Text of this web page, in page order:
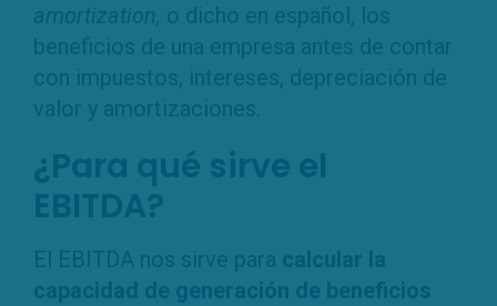
amortization, o dicho en español, los
beneficios de una empresa antes de contar
con impuestos, intereses, depreciación de
valor y amortizaciones.
¿Para qué sirve el
EBITDA?
El EBITDA nos sirve para calcular la
capacidad de generación de beneficios